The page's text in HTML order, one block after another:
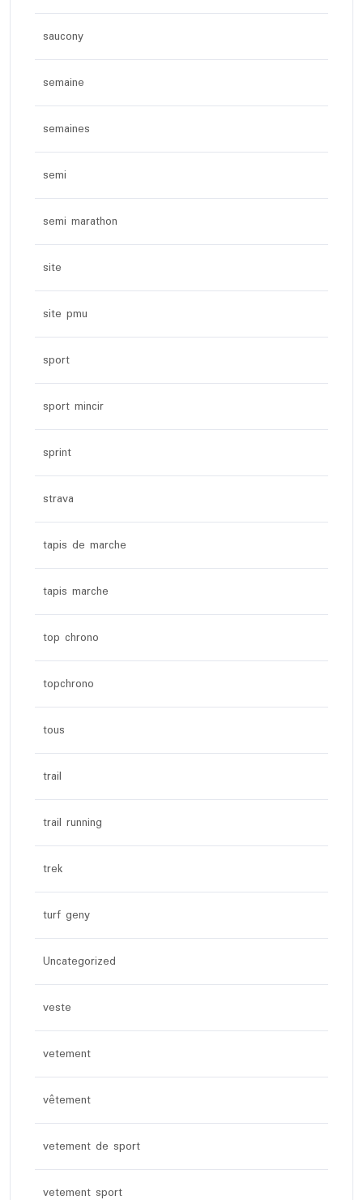
saucony
semaine
semaines
semi
semi marathon
site
site pmu
sport
sport mincir
sprint
strava
tapis de marche
tapis marche
top chrono
topchrono
tous
trail
trail running
trek
turf geny
Uncategorized
veste
vetement
vêtement
vetement de sport
vetement sport